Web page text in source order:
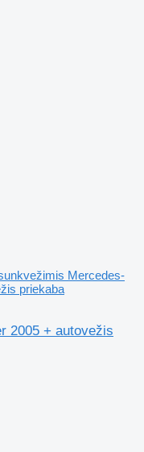
Mercedes-
priekaba
2005 + autovežis